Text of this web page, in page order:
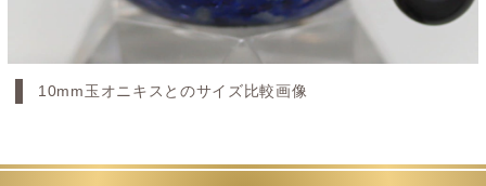
10mm玉オニキスとのサイズ比較画像